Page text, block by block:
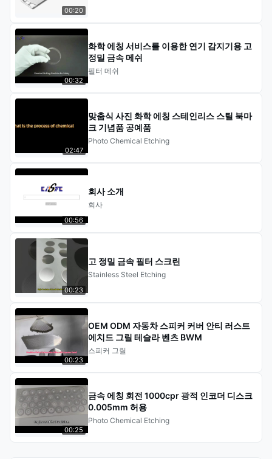
00:20
00:32
화학 에칭 서비스를 이용한 연기 감지기용 고
정밀 금속 메쉬
필터 메쉬
02:47
맞춤식 사진 화학 에칭 스테인리스 스틸 북마
크 기념품 공예품
Photo Chemical Etching
00:56
회사 소개
회사
00:23
고 정밀 금속 필터 스크린
Stainless Steel Etching
00:23
OEM ODM 자동차 스피커 커버 안티 러스트
에치드 그릴 테슬라 벤츠 BWM
스피커 그릴
00:25
금속 에칭 회전 1000cpr 광적 인코더 디스크
0.005mm 허용
Photo Chemical Etching